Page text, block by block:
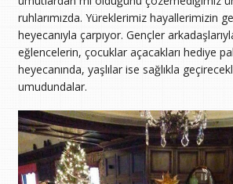
ruhlarımızda. Yüreklerimiz hayallerimizin
heyecanıyla çarpıyor. Gençler
eğlencelerin, çocuklar açacakları hediye
heyecanında, yaşlılar ise sağlıkla
umudundalar.